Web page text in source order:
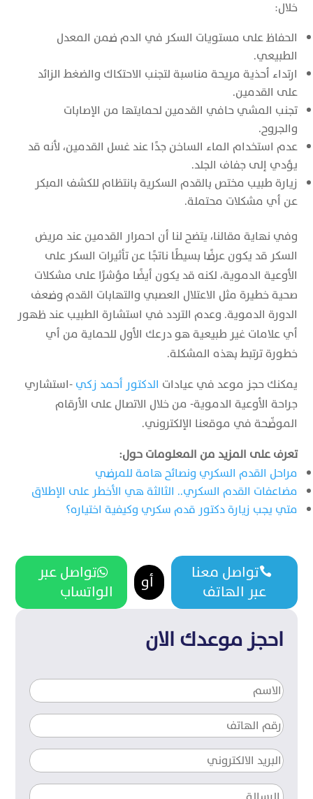
احجز موعدك الان
خلال:
الحفاظ على مستويات السكر في الدم ضمن المعدل
الطبيعي.
ارتداء أحذية مريحة مناسبة لتجنب الاحتكاك والضغط الزائد
على القدمين.
تجنب المشي حافي القدمين لحمايتها من الإصابات
والجروح.
عدم استخدام الماء الساخن جدًا عند غسل القدمين، لأنه قد
يؤدي إلى جفاف الجلد.
زيارة طبيب مختص بالقدم السكرية بانتظام للكشف المبكر
عن أي مشكلات محتملة.
وفي نهاية مقالنا، يتضح لنا أن احمرار القدمين عند مريض
السكر قد يكون عرضًا بسيطًا ناتجًا عن تأثيرات السكر على
الأوعية الدموية، لكنه قد يكون أيضًا مؤشرًا على مشكلات
صحية خطيرة مثل الاعتلال العصبي والتهابات القدم وضعف
الدورة الدموية. وعدم التردد في استشارة الطبيب عند ظهور
أي علامات غير طبيعية هو درعك الأول للحماية من أي
خطورة ترتبط بهذه المشكلة.
يمكنك حجز موعد في عيادات الدكتور أحمد زكي-استشاري
جراحة الأوعية الدموية- من خلال الاتصال على الأرقام
الموضّحة في موقعنا الإلكتروني.
تعرف على المزيد من المعلومات حول:
مراحل القدم السكري ونصائح هامة للمرضي
مضاعفات القدم السكري.. الثالثة هي الأخطر على الإطلاق
متي يجب زيارة دكتور قدم سكري وكيفية اختياره؟
تواصل معنا
عبر الهاتف
أو تواصل عبر
الواتساب